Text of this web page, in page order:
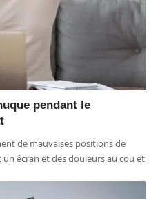
pendant le
de mauvaises positions de
écran et des douleurs au cou et